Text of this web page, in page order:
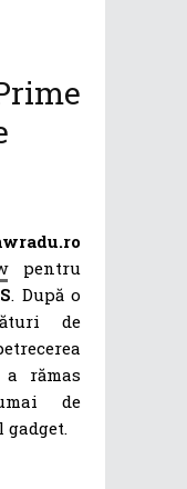
pentru
. După o
de
rămas
de
gadget.